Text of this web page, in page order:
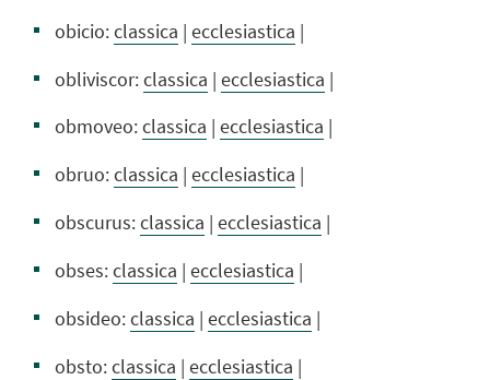
obicio:classica | ecclesiastica |
obliviscor:classica | ecclesiastica |
obmoveo:classica | ecclesiastica |
obruo:classica | ecclesiastica |
obscurus:classica | ecclesiastica |
obses:classica | ecclesiastica |
obsideo:classica | ecclesiastica |
obsto:classica | ecclesiastica |